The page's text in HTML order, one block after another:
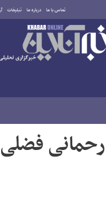
تماس با ما درباره ما تبلیغات
شنبه ۱۷ مرداد ۱۴۰۵
فضلی